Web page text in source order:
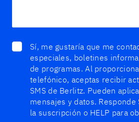
Sí, me gustaría que me
especiales, boletines
de programas. Al
telefónico, aceptas recibir
SMS de Berlitz. Pueden
mensajes y datos. Responde
la suscripción o HELP para